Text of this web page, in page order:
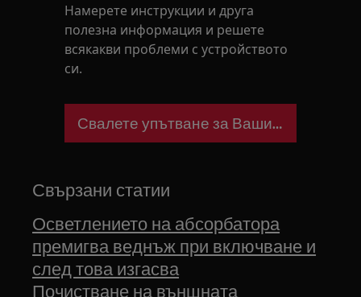
Намерете инструкции и друга
полезна информация и решете
всякакви проблеми с устройството
си.
Свалете упътване за Вашия уред
Свързани статии
Осветлението на абсорбатора
премигва веднъж при включване и
след това изгасва
Почистване на външната